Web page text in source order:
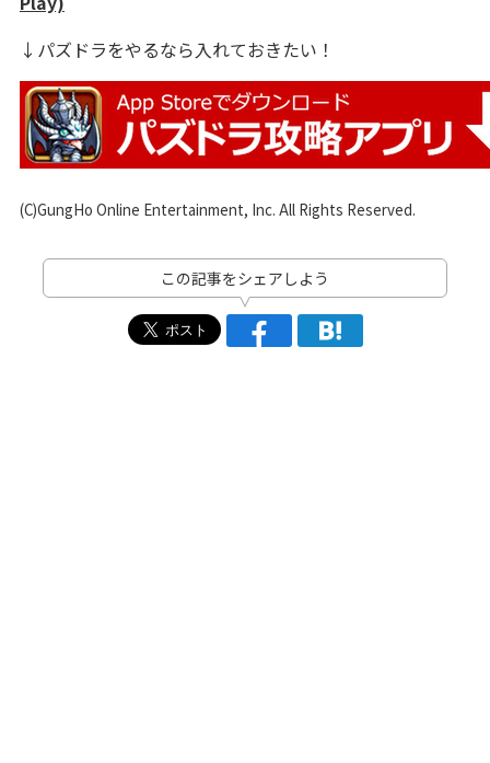
↓パズドラをやるなら入れておきたい！
(C)GungHo Online Entertainment, Inc. All Rights Reserved.
この記事をシェアしよう